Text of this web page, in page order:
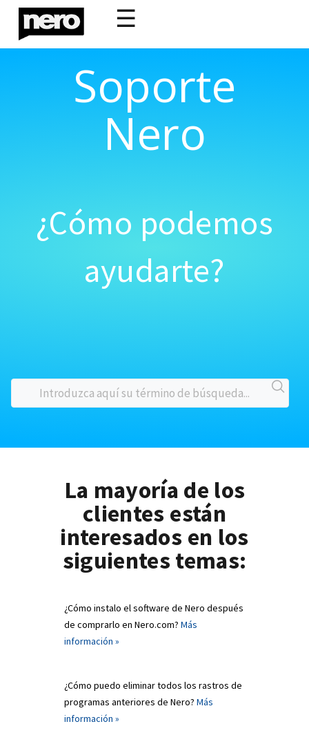
☰
Soporte
Nero
¿Cómo podemos
ayudarte?
La mayoría de los
clientes están
interesados en los
siguientes temas:
¿Cómo instalo el software de Nero después
de comprarlo en Nero.com? Más
información »
¿Cómo puedo eliminar todos los rastros de
programas anteriores de Nero? Más
información »